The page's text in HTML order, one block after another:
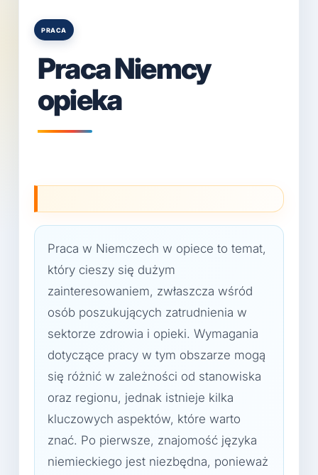
Posted
PRACA
Praca Niemcy
opieka
Praca w Niemczech w opiece to temat,
który cieszy się dużym
zainteresowaniem, zwłaszcza wśród
osób poszukujących zatrudnienia w
sektorze zdrowia i opieki. Wymagania
dotyczące pracy w tym obszarze mogą
się różnić w zależności od stanowiska
oraz regionu, jednak istnieje kilka
kluczowych aspektów, które warto
znać. Po pierwsze, znajomość języka
niemieckiego jest niezbędna, ponieważ